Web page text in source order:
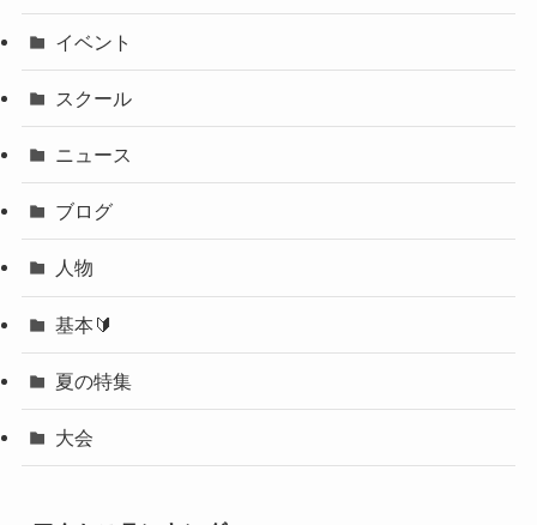
イベント
スクール
ニュース
ブログ
人物
基本🔰
夏の特集
大会